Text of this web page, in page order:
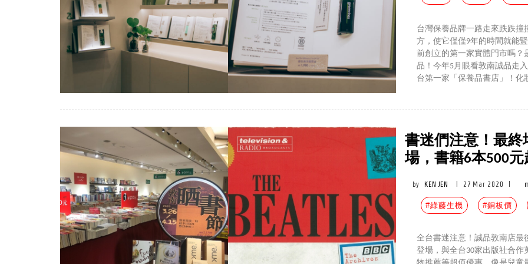
台灣保養品牌一路走來跌跌
方，使它僅僅9年的時間就能
前創立的第一家實體門市嗎？
品！今年5月眼看敦南誠品走
台第一家「保養品書店」！
書迷們注意！最
場，書籍6本500
by KEN JEN 27 Mar 2020
#綠藤生機 #銅板價
全台書迷注意！誠品敦南店最
登場，與全台30家出版社合作